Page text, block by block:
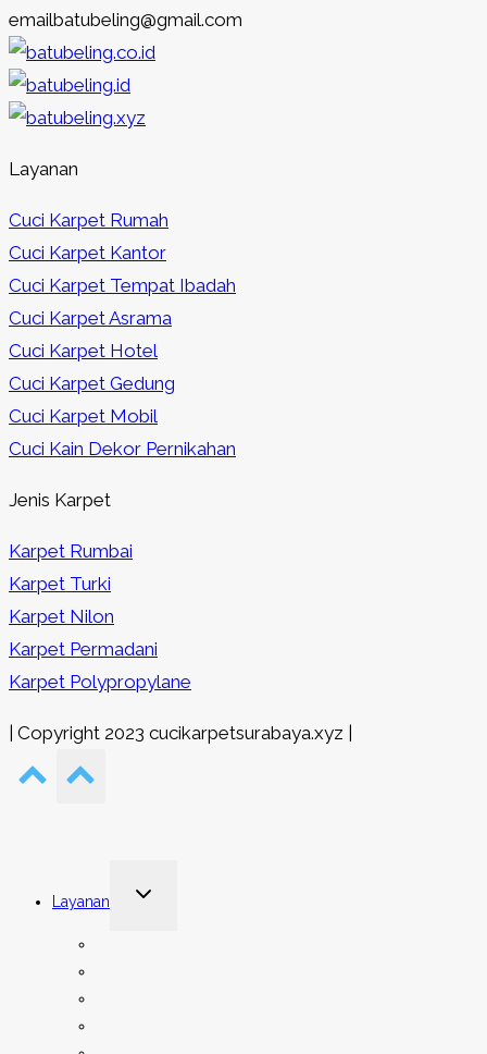
emailbatubeling@gmail.com
Layanan
Cuci Karpet Rumah
Cuci Karpet Kantor
Cuci Karpet Tempat Ibadah
Cuci Karpet Asrama
Cuci Karpet Hotel
Cuci Karpet Gedung
Cuci Karpet Mobil
Cuci Kain Dekor Pernikahan
Jenis Karpet
Karpet Rumbai
Karpet Turki
Karpet Nilon
Karpet Permadani
Karpet Polypropylane
| Copyright 2023 cucikarpetsurabaya.xyz |
Layanan
Toggle